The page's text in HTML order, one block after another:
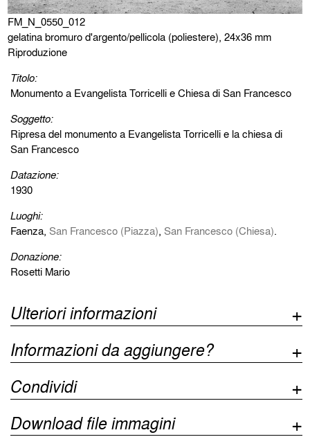
FM_N_0550_012
gelatina bromuro d'argento/pellicola (poliestere), 24x36 mm
Riproduzione
Titolo:
Monumento a Evangelista Torricelli e Chiesa di San Francesco
Soggetto:
Ripresa del monumento a Evangelista Torricelli e la chiesa di
San Francesco
Datazione:
1930
Luoghi:
Faenza, San Francesco (Piazza), San Francesco (Chiesa).
Donazione:
Rosetti Mario
Ulteriori informazioni
Informazioni da aggiungere?
Condividi
Download file immagini